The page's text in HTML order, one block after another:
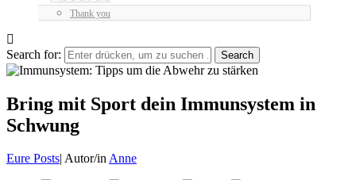
Thank you
Search for:
Bring mit Sport dein Immunsystem in
Schwung
Eure Posts| Autor/inAnne